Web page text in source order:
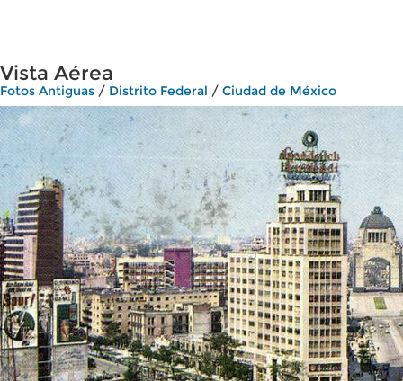
Vista Aérea
Fotos Antiguas / Distrito Federal / Ciudad de México